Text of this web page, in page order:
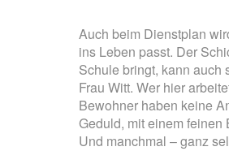
Auch beim Dienstplan
ins Leben passt. Der
Schule bringt, kann auch
Frau Witt. Wer hier
Bewohner haben keine
Geduld, mit einem
Und manchmal – ganz